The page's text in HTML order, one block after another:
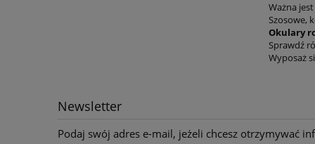
Ważna
Szosowe,
Okulary
Sprawdź
Wyposaż
Newsletter
Podaj swój adres e-mail, jeżeli chcesz otrzymywać